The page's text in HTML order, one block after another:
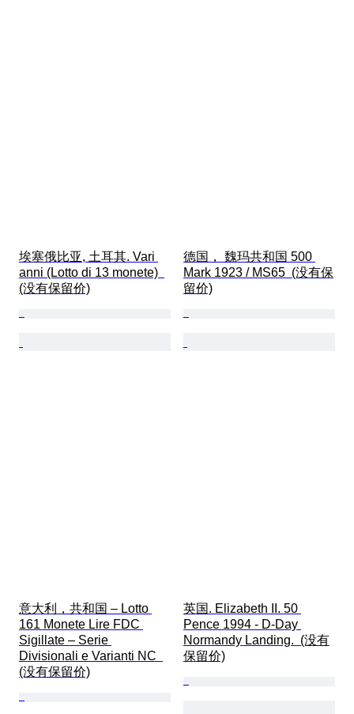
埃塞俄比亚, 土耳其. Vari
anni (Lotto di 13 monete)
(没有保留价)
德国， 魏玛共和国 500
Mark 1923 / MS65  (没有保
留价)
意大利，共和国 – Lotto
161 Monete Lire FDC
Sigillate – Serie
Divisionali e Varianti NC
(没有保留价)
英国. Elizabeth II. 50
Pence 1994 - D-Day
Normandy Landing.  (没有
保留价)